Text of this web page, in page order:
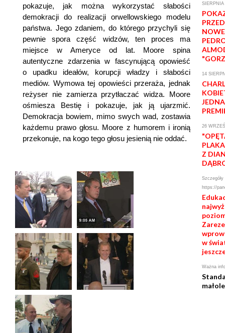
pokazuje, jak można wykorzystać słabości
demokracji do realizacji orwellowskiego modelu
państwa. Jego zdaniem, do którego przychyli się
pewnie spora część widzów, ten proces ma
miejsce w Ameryce od lat. Moore spina
autentyczne zdarzenia w fascynującą opowieść
o upadku ideałów, korupcji władzy i słabości
mediów. Wymowa tej opowieści przeraża, jednak
reżyser nie zamierza przytłaczać widza. Moore
ośmiesza Bestię i pokazuje, jak ją ujarzmić.
Demokracja bowiem, mimo swych wad, zostawia
każdemu prawo głosu. Moore z humorem i ironią
przekonuje, na kogo tego głosu jesienią nie oddać.
14
26
Z
https://
w
Ważna